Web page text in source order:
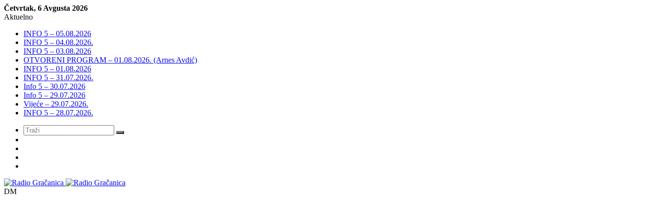
Četvrtak, 6 Avgusta 2026
Aktuelno
INFO 5 – 05.08.2026
INFO 5 – 04.08.2026.
INFO 5 – 03.08.2026
OTVORENI PROGRAM – 01.08.2026. (Arnes Avdić)
INFO 5 – 01.08.2026
INFO 5 – 31.07.2026.
Info 5 – 30.07.2026
Info 5 – 29.07.2026
Vijeće – 29.07.2026.
INFO 5 – 28.07.2026.
Meni
DM